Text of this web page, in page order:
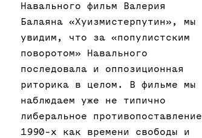
Навального фильм Валерия
Балаяна «Хуизмистерпутин», мы
увидим, что за «популистским
поворотом» Навального
последовала и оппозиционная
риторика в целом. В фильме мы
наблюдаем уже не типично
либеральное противопоставление
1990-х как времени свободы и